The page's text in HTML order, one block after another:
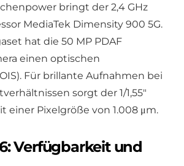
bringt der 2,4 GHz
MediaTek Dimensity 900 5G.
hat die 50 MP PDAF
einen optischen
Für brillante Aufnahmen bei
sorgt der 1/1,55″
einer Pixelgröße von 1.008 μm.
Verfügbarkeit und